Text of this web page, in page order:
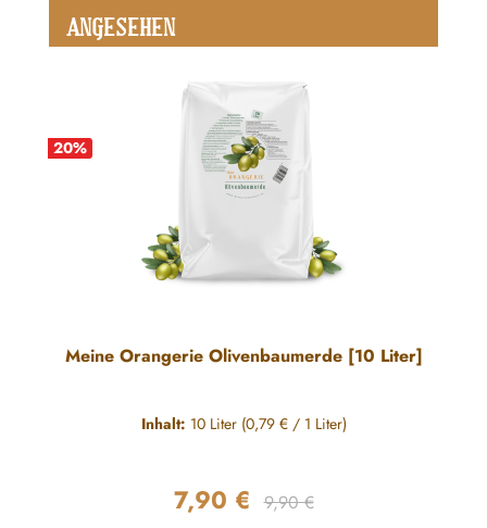
ANGESEHEN
20%
Meine Orangerie Olivenbaumerde [10 Liter]
Inhalt: 10 Liter (0,79 € / 1 Liter)
Verkaufspreis:
7,90 € Regulärer Preis:
9,90 €